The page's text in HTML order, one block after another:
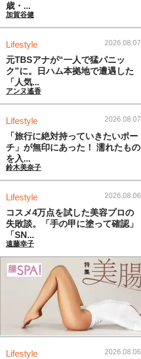
歳・...
加賀谷健
Lifestyle 2026.08.07
元TBSアナが“一人で猛パニッ
ク”に。日ハム本拠地で遭遇した
「人気...
アンヌ遙香
Lifestyle 2026.08.07
「旅行に絶対持っていきたいポー
チ」が無印にあった！ 濡れたもの
を入...
鈴木美奈子
Lifestyle 2026.08.06
コスメ4万点を試した美容プロの
失敗談。「手の甲に塗って確認」
「SN...
遠藤幸子
Lifestyle 2026.08.06